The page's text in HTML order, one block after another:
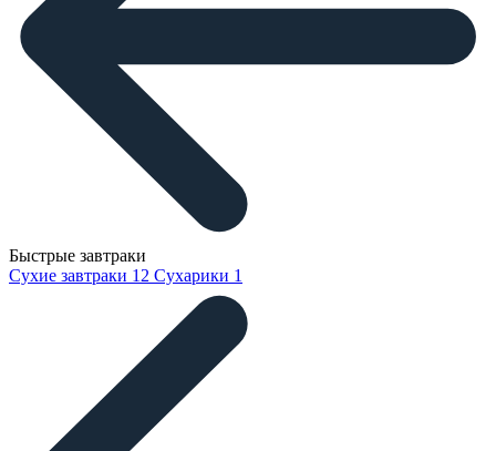
Быстрые завтраки
Сухие завтраки 12 Сухарики 1